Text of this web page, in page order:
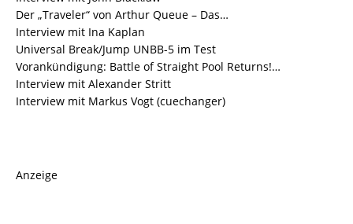
Der „Traveler“ von Arthur Queue – Das…
Interview mit Ina Kaplan
Universal Break/Jump UNBB-5 im Test
Vorankündigung: Battle of Straight Pool Returns!…
Interview mit Alexander Stritt
Interview mit Markus Vogt (cuechanger)
Anzeige